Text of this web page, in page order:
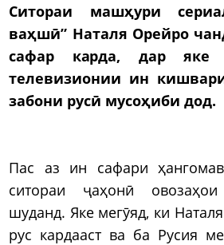
Ситораи машҳури
ваҳшӣ” Наталя Орейро
сафар карда, дар яке
телевизионии ин
забони русӣ мусоҳиби дод.
Пас аз ин сафари
ситораи ҷаҳонӣ
шуданд. Яке мегӯяд, ки
рус кардааст ва ба Русия